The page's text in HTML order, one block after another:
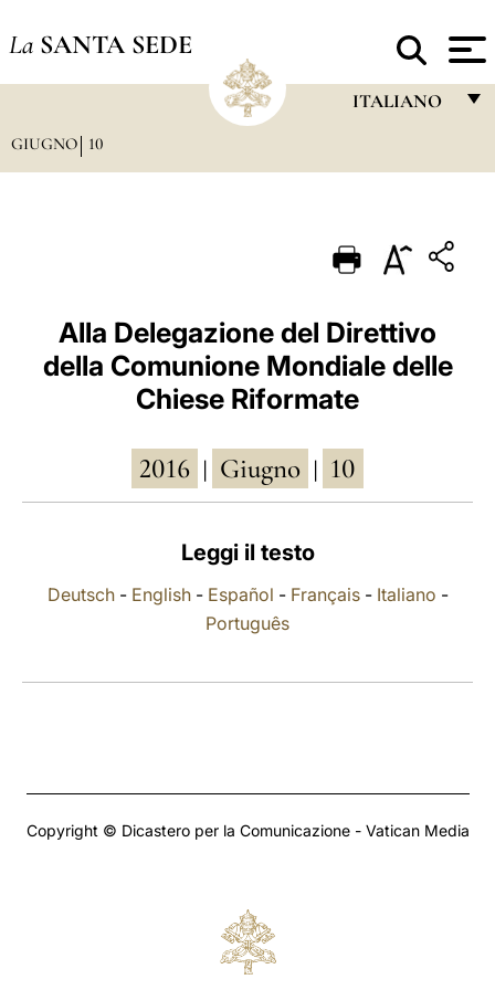
La SANTA SEDE
ITALIANO
PORTUGUÊS
ESPAÑOL
DEUTSCH
POLSKI
العربيّة
中文
GIUGNO 10
Alla Delegazione del Direttivo
della Comunione Mondiale delle
Chiese Riformate
2016 Giugno 10
Leggi il testo
Deutsch- English- Español - Français- Italiano -
Português
Copyright © Dicastero per la Comunicazione - Vatican Media